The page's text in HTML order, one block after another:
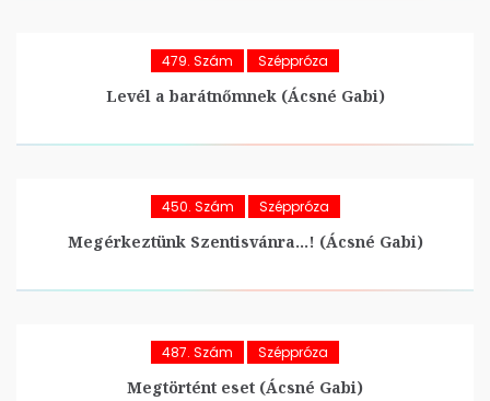
479. Szám Széppróza
Levél a barátnőmnek (Ácsné Gabi)
450. Szám Széppróza
Megérkeztünk Szentisvánra…! (Ácsné Gabi)
487. Szám Széppróza
Megtörtént eset (Ácsné Gabi)